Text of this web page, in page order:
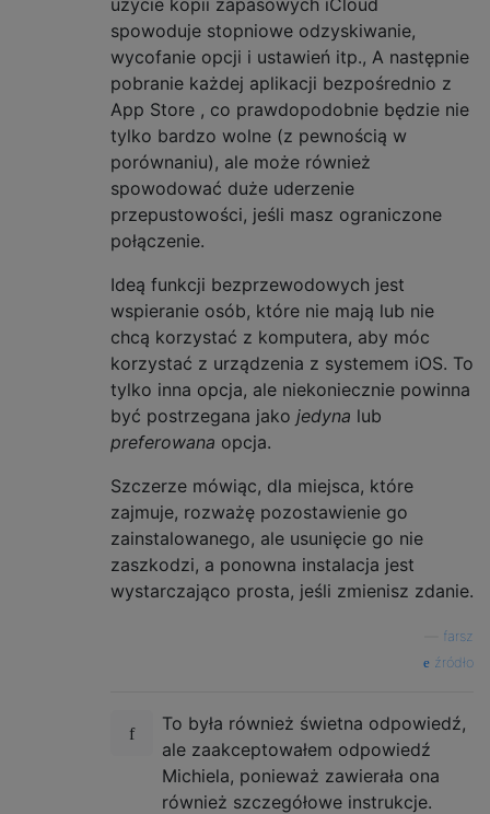
spowoduje stopniowe odzyskiwanie,
wycofanie opcji i ustawień itp., A następnie
pobranie każdej aplikacji bezpośrednio z
App Store , co prawdopodobnie będzie nie
tylko bardzo wolne (z pewnością w
porównaniu), ale może również
spowodować duże uderzenie
przepustowości, jeśli masz ograniczone
połączenie.
Ideą funkcji bezprzewodowych jest
wspieranie osób, które nie mają lub nie
chcą korzystać z komputera, aby móc
korzystać z urządzenia z systemem iOS. To
tylko inna opcja, ale niekoniecznie powinna
być postrzegana jako jedyna lub
preferowana opcja.
Szczerze mówiąc, dla miejsca, które
zajmuje, rozważę pozostawienie go
zainstalowanego, ale usunięcie go nie
zaszkodzi, a ponowna instalacja jest
wystarczająco prosta, jeśli zmienisz zdanie.
farsz
źródło
To była również świetna odpowiedź,
ale zaakceptowałem odpowiedź
Michiela, ponieważ zawierała ona
również szczegółowe instrukcje.